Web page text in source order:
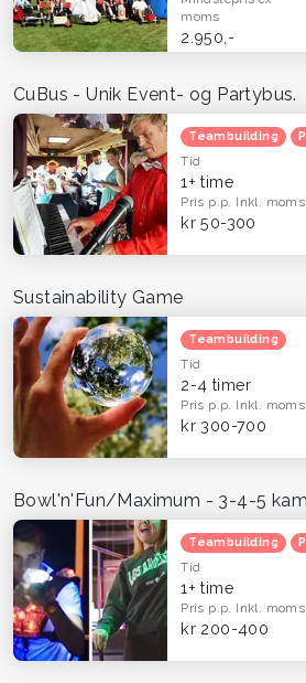
moms
2.950,-
CuBus - Unik Event- og Partybus.
Teambuilding
Tid
1+ time
Pris p.p. Inkl. moms
kr 50-300
Sustainability Game
Teambuilding
Tid
2-4 timer
Pris p.p. Inkl. moms
kr 300-700
Bowl'n'Fun/Maximum - 3-4-5
Teambuilding
Tid
1+ time
Pris p.p. Inkl. moms
kr 200-400